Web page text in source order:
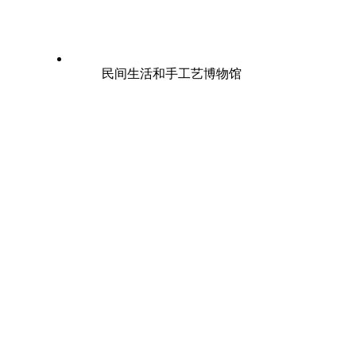
民间生活和手工艺博物馆